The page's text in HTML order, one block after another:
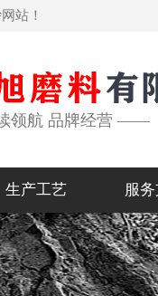
站！
领航 品牌经营 ——
生产工艺 服